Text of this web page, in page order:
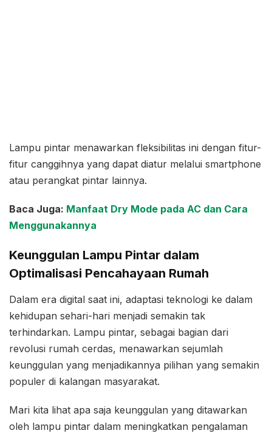
Lampu pintar menawarkan fleksibilitas ini dengan fitur-
fitur canggihnya yang dapat diatur melalui smartphone
atau perangkat pintar lainnya.
Baca Juga: Manfaat Dry Mode pada AC dan Cara
Menggunakannya
Keunggulan Lampu Pintar dalam
Optimalisasi Pencahayaan Rumah
Dalam era digital saat ini, adaptasi teknologi ke dalam
kehidupan sehari-hari menjadi semakin tak
terhindarkan. Lampu pintar, sebagai bagian dari
revolusi rumah cerdas, menawarkan sejumlah
keunggulan yang menjadikannya pilihan yang semakin
populer di kalangan masyarakat.
Mari kita lihat apa saja keunggulan yang ditawarkan
oleh lampu pintar dalam meningkatkan pengalaman